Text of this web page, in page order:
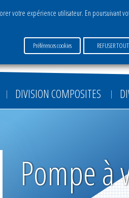
DIVISION COMPOSITES
Pompe à
votre expérience utilisateur. En poursuivant
Préférences cookies REFUSER TOUT